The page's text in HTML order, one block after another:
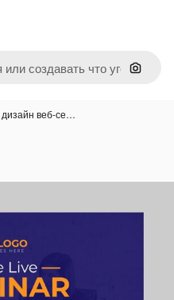
Поиск
веб-се…